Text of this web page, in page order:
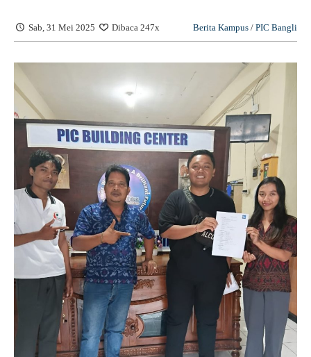
Sab, 31 Mei 2025 Dibaca 247x Berita Kampus / PIC Bangli